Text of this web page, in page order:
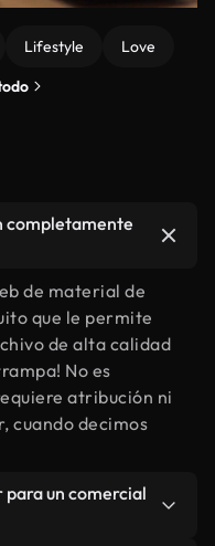
Lifestyle Love
completamente
de material de
que le permite
de alta calidad
No es
atribución ni
cuando decimos
para un comercial